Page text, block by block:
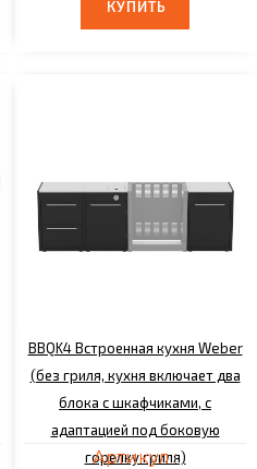
КУПИТЬ
КУПИТЬ
BBQK4 Встроенная кухня Weber
(без гриля, кухня включает два
блока с шкафчиками, с
адаптацией под боковую
горелку гриля)
Артикул :